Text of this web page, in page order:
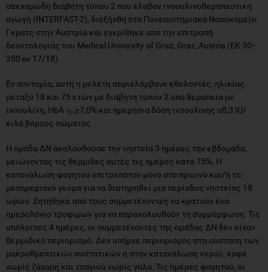
σακχαρώδη διαβήτη τύπου 2 που έλαβαν ινσουλινοθεραπευτική
αγωγή (INTERFAST-2), διεξήχθη στο Πανεπιστημιακό Νοσοκομείο
Γκρατς στην Αυστρία και εγκρίθηκε από την επιτροπή
δεοντολογίας του Medical University of Graz, Graz, Austria (EK 30-
350 ex 17/18).
Εν συντομία, αυτή η μελέτη περιελάμβανε εθελοντές, ηλικίας
μεταξύ 18 και 75 ετών με διαβήτη τύπου 2 υπό θεραπεία με
ινσουλίνη, HbA 1c ≥7,0% και ημερήσια δόση ινσουλίνης ≥0,3 IU/
κιλά βάρους σώματος.
Η ομάδα ΔΝ ακολουθούσε την νηστεία 3 ημέρες την εβδομάδα,
μειώνοντας τις θερμίδες αυτές τις ημέρες κατά 75%. Η
κατανάλωση φαγητού επιτρεπόταν μόνο στο πρωινό και/ή το
μεσημεριανό γεύμα για να διατηρηθεί μια περίοδος νηστείας 18
ωρών. Ζητήθηκε από τους συμμετέχοντες να κρατούν ένα
ημερολόγιο τροφίμων για να παρακολουθούν τη συμμόρφωση. Τις
υπόλοιπες 4 ημέρες, οι συμμετέχοντες της ομάδας ΔΝ δεν είχαν
θερμιδικό περιορισμό. Δεν υπήρχε περιορισμός στη σύσταση των
μακροθρεπτικών συστατικών ή στην κατανάλωση νερού, καφέ
χωρίς ζάχαρη και τσαγιού χωρίς γάλα. Τις ημέρες φαγητού, οι